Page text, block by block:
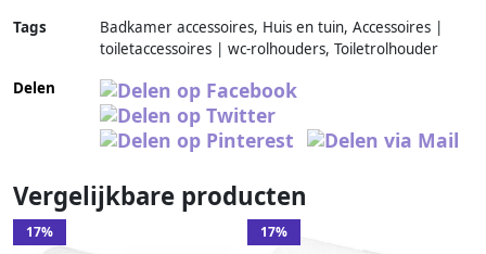
Tags
Badkamer accessoires, Huis en tuin, Accessoires |
toiletaccessoires | wc-rolhouders, Toiletrolhouder
Delen
Vergelijkbare producten
17% 17%